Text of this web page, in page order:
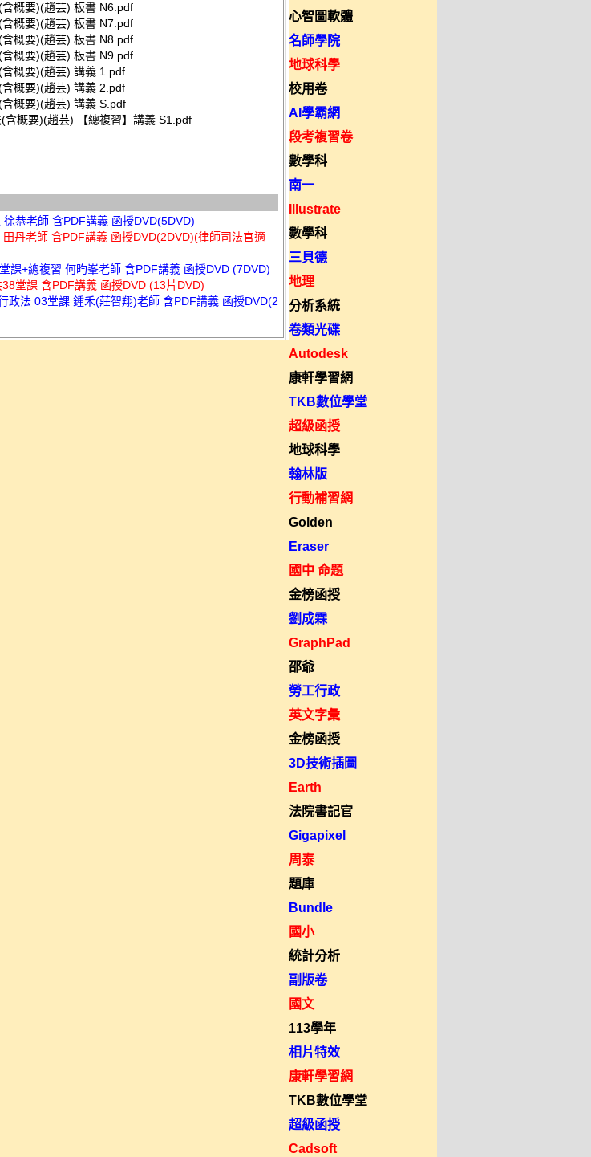
概要)(趙芸) 板書 N6.pdf
概要)(趙芸) 板書 N7.pdf
概要)(趙芸) 板書 N8.pdf
概要)(趙芸) 板書 N9.pdf
概要)(趙芸) 講義 1.pdf
概要)(趙芸) 講義 2.pdf
概要)(趙芸) 講義 S.pdf
含概要)(趙芸) 【總複習】講義 S1.pdf
恭老師 含PDF講義 函授DVD(5DVD)
丹老師 含PDF講義 函授DVD(2DVD)(律師司法官適
課+總複習 何昀峯老師 含PDF講義 函授DVD (7DVD)
堂課 含PDF講義 函授DVD (13片DVD)
政法 03堂課 鍾禾(莊智翔)老師 含PDF講義 函授DVD(2
心智圖軟體
名師學院
地球科學
校用卷
AI學霸網
段考複習卷
數學科
南一
Illustrate
數學科
三貝德
地理
分析系統
卷類光碟
Autodesk
康軒學習網
TKB數位學堂
超級函授
地球科學
翰林版
行動補習網
Golden
Eraser
國中 命題
金榜函授
劉成霖
GraphPad
邵爺
勞工行政
英文字彙
金榜函授
3D技術插圖
Earth
法院書記官
Gigapixel
周泰
題庫
Bundle
國小
統計分析
副版卷
國文
113學年
相片特效
康軒學習網
TKB數位學堂
超級函授
Cadsoft